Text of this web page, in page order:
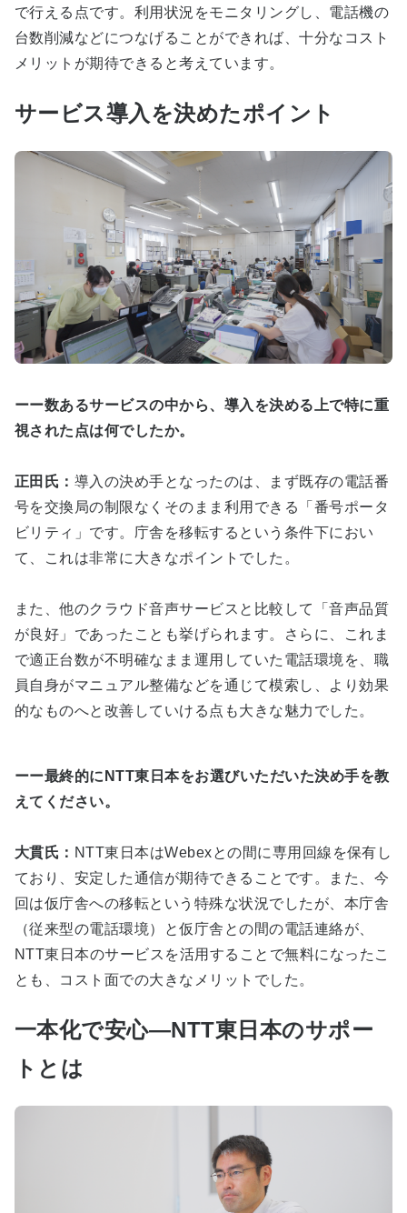
で行える点です。利用状況をモニタリングし、電話機の
台数削減などにつなげることができれば、十分なコスト
メリットが期待できると考えています。
サービス導入を決めたポイント
ーー数あるサービスの中から、導入を決める上で特に重
視された点は何でしたか。
正田氏： 導入の決め手となったのは、まず既存の電話番
号を交換局の制限なくそのまま利用できる「番号ポータ
ビリティ」です。庁舎を移転するという条件下におい
て、これは非常に大きなポイントでした。
また、他のクラウド音声サービスと比較して「音声品質
が良好」であったことも挙げられます。さらに、これま
で適正台数が不明確なまま運用していた電話環境を、職
員自身がマニュアル整備などを通じて模索し、より効果
的なものへと改善していける点も大きな魅力でした。
ーー最終的にNTT東日本をお選びいただいた決め手を教
えてください。
大貫氏： NTT東日本はWebexとの間に専用回線を保有し
ており、安定した通信が期待できることです。また、今
回は仮庁舎への移転という特殊な状況でしたが、本庁舎
（従来型の電話環境）と仮庁舎との間の電話連絡が、
NTT東日本のサービスを活用することで無料になったこ
とも、コスト面での大きなメリットでした。
一本化で安心—NTT東日本のサポー
トとは